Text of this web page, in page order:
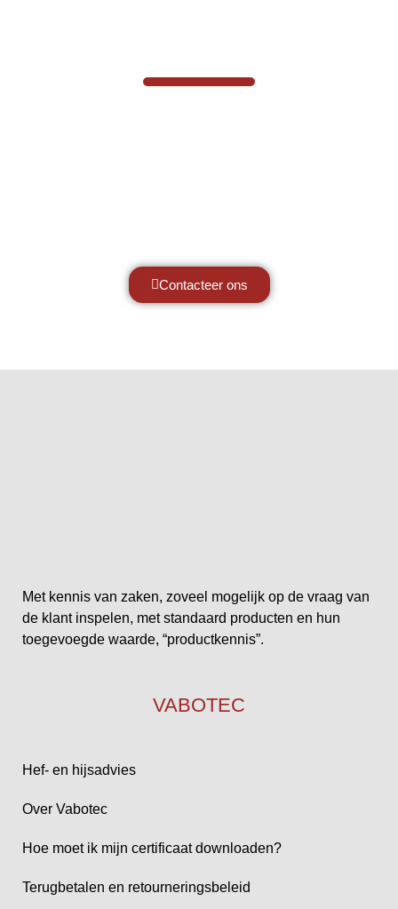
Contacteer ons
Met kennis van zaken, zoveel mogelijk op de vraag van
de klant inspelen, met standaard producten en hun
toegevoegde waarde, “productkennis”.
VABOTEC
Hef- en hijsadvies
Over Vabotec
Hoe moet ik mijn certificaat downloaden?
Terugbetalen en retourneringsbeleid